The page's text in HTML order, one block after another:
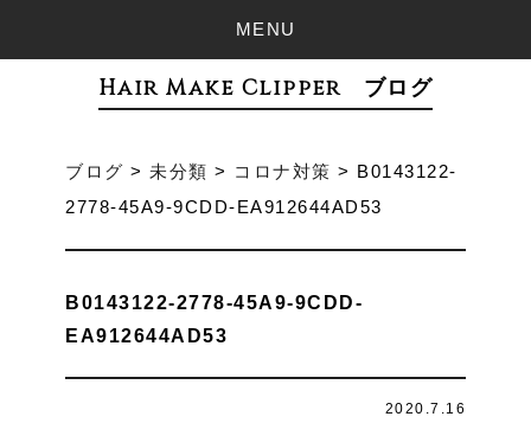
MENU
Hair Make Clipper ブログ
ブログ > 未分類 > コロナ対策 > B0143122-
2778-45A9-9CDD-EA912644AD53
B0143122-2778-45A9-9CDD-
EA912644AD53
2020.7.16